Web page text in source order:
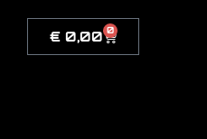
€ 0,00 0